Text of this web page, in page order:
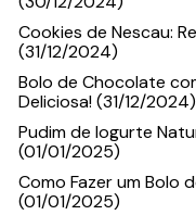
Cookies de Nescau:
(31/12/2024)
Bolo de Chocolate
Deliciosa! (31/12/2024)
Pudim de Iogurte
(01/01/2025)
Como Fazer um Bolo
(01/01/2025)